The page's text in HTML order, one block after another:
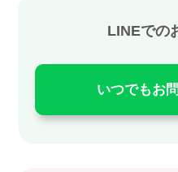
LINEでの
いつでもお